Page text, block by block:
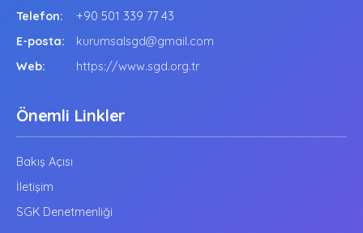
Telefon:
+90 501 339 77 43
E-posta:
kurumsalsgd@gmail.com
Web:
https://www.sgd.org.tr
Önemli Linkler
Bakış Açısı
İletişim
SGK Denetmenliği